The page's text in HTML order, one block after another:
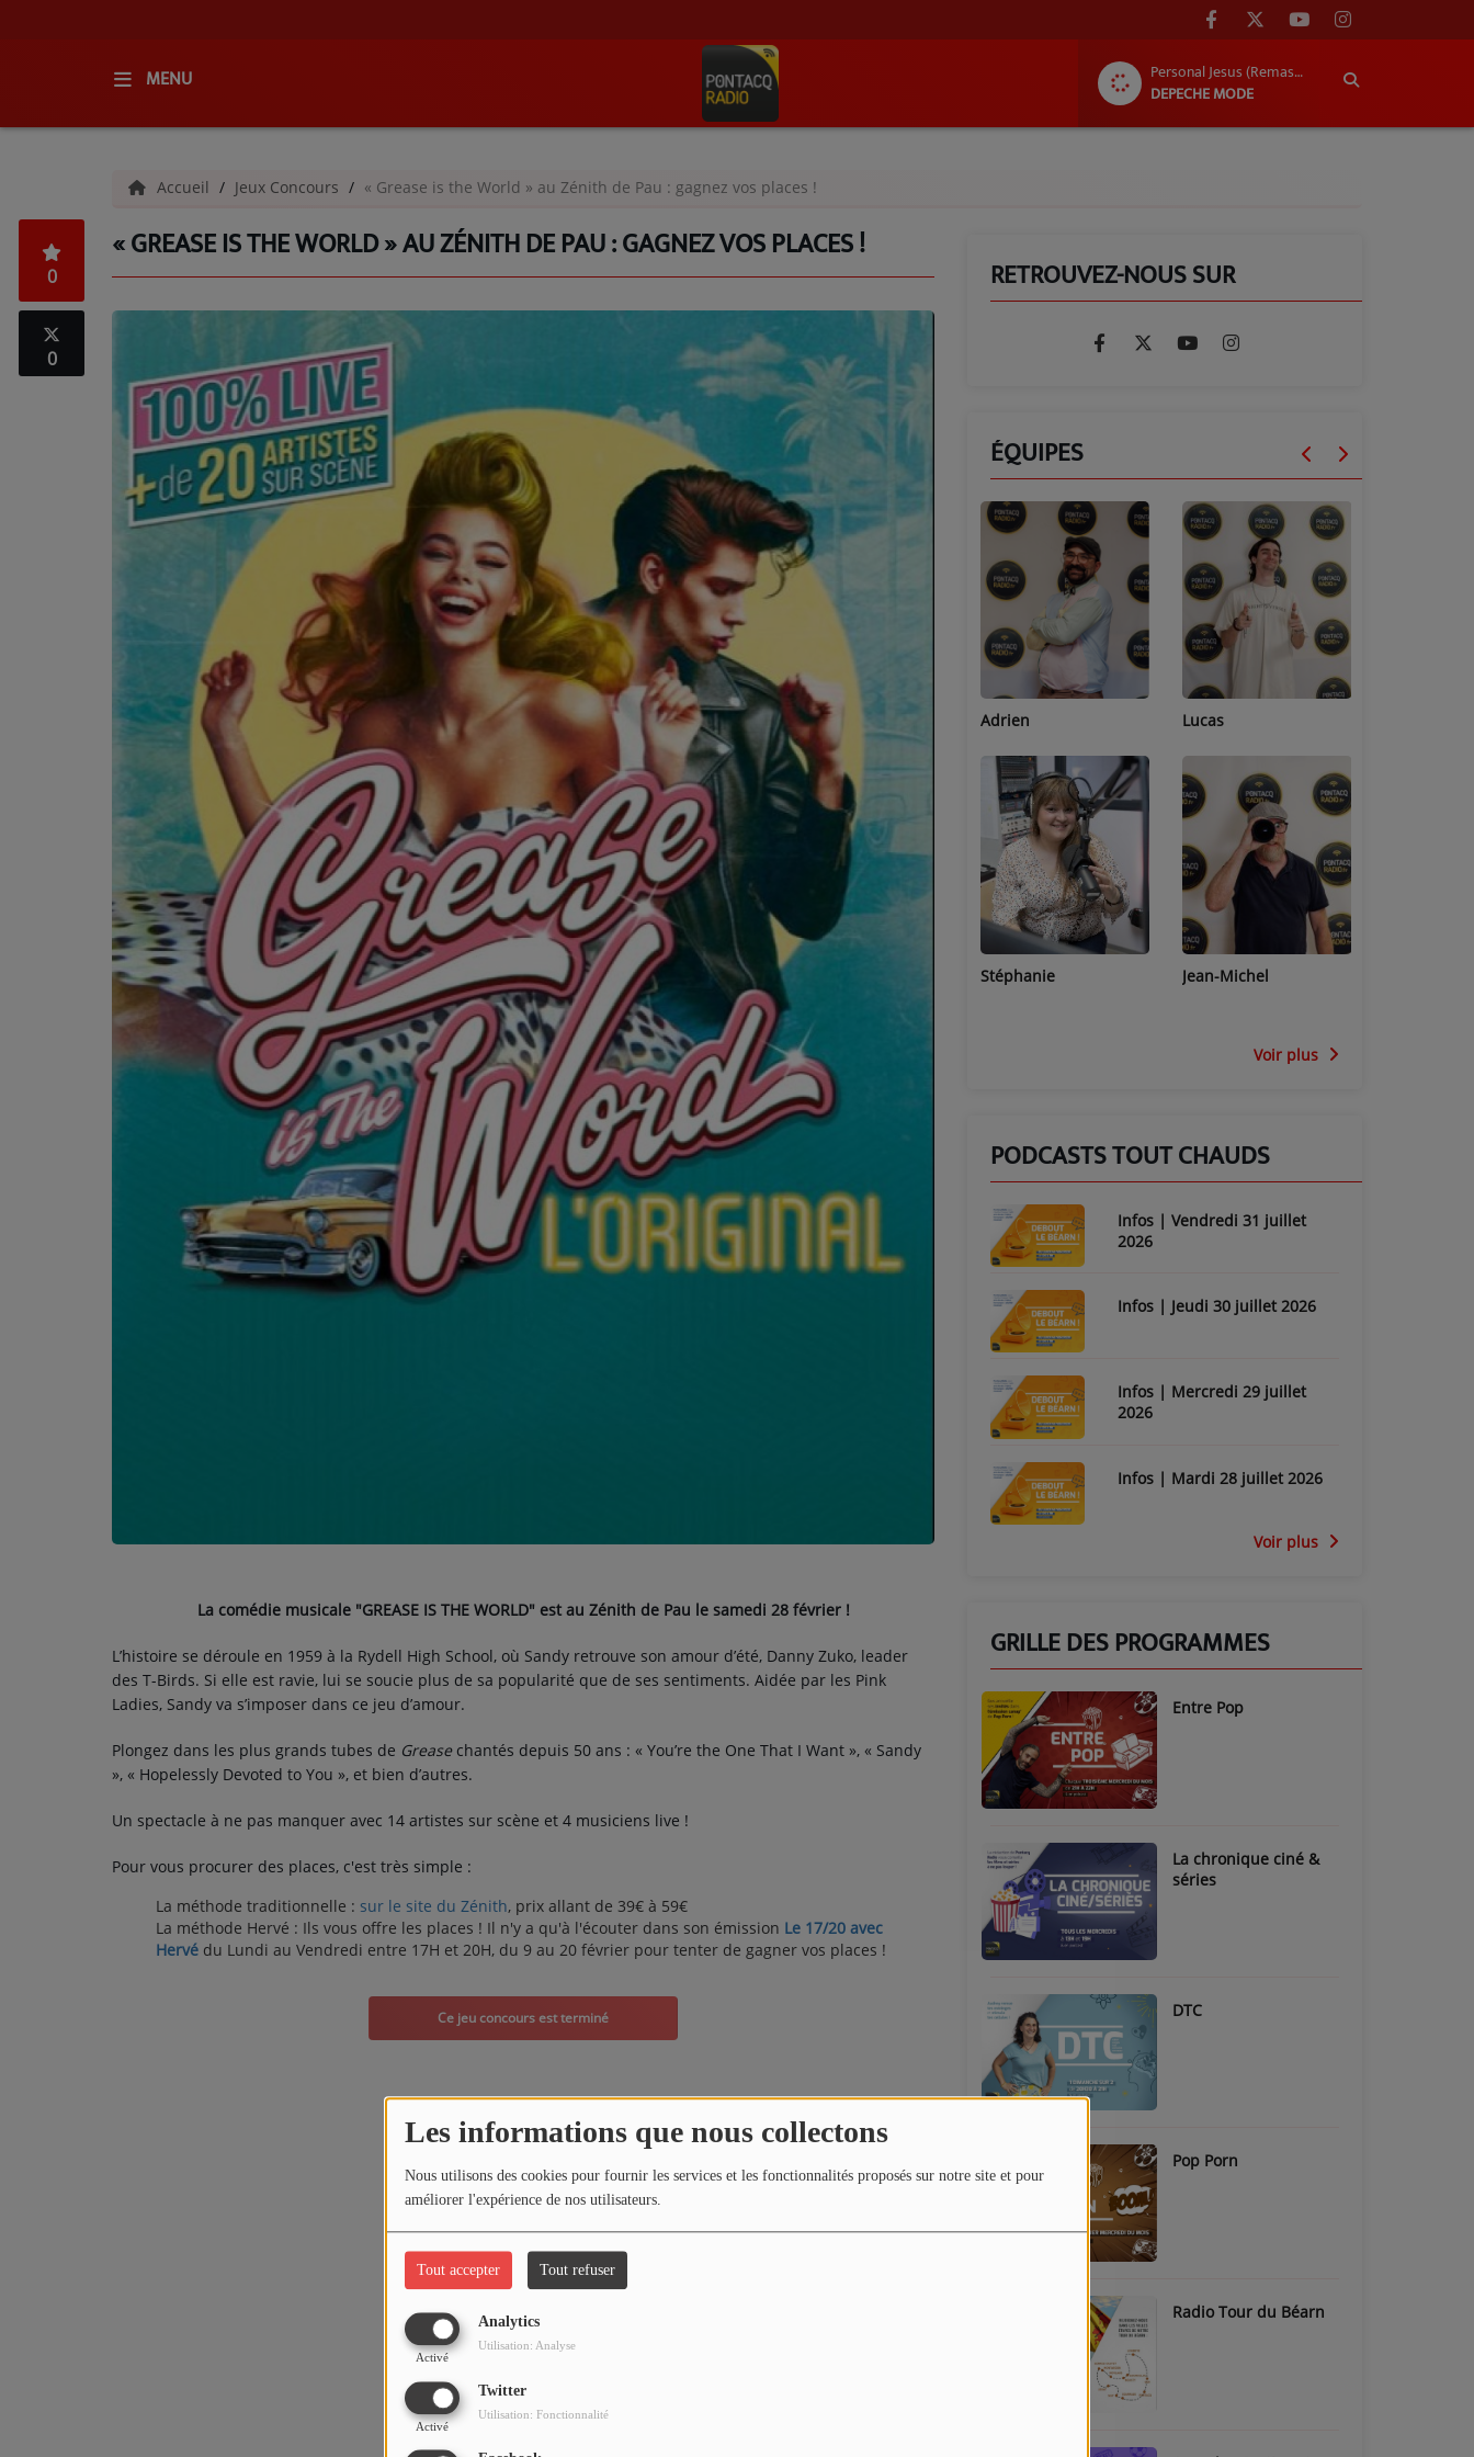
Les informations que nous collectons
Nous utilisons des cookies pour fournir les services et les fonctionnalités proposés sur notre site et pour
améliorer l'expérience de nos utilisateurs.
Tout accepter Tout refuser
Analytics
Activé
Utilisation: Analyse
Twitter
Activé
Utilisation: Fonctionnalité
MENU
Personal Jesus (Remastered)
DEPECHE MODE
QUI SOMMES-NOUS ?
GRILLE DES PROGRAMMES
C'ÉTAIT QUOI CE TITRE ?
PODCASTS - SAISON 2026/2027
NOS PROGRAMMES COURTS
VOS ÉMISSIONS EN IMAGES
ANNONCEURS & ESPACE PRO
VOTRE PUBLICITÉ SUR PONTACQ RADIO
LOCATION DE STUDIOS
ÉDUCATION AUX MÉDIAS ET À
L'INFORMATION
EN QUOI ÇA CONSISTE ?
ÉCOUTEZ LES PRODUCTIONS
CRÉATIONS AUDIOVISUELLES
L'ŒIL DE L'OIE | PRÉSENTATION
Accueil Jeux Concours « Grease is the World » au Zénith de Pau : gagnez vos places !
« GREASE IS THE WORLD » AU ZÉNITH DE PAU : GAGNEZ VOS PLACES !
0
0
La comédie musicale "GREASE IS THE WORLD" est au Zénith de Pau le samedi 28 février !
L’histoire se déroule en 1959 à la Rydell High School, où Sandy retrouve son amour d’été, Danny Zuko, leader
des T-Birds. Si elle est ravie, lui se soucie plus de sa popularité que de ses sentiments. Aidée par les Pink
Ladies, Sandy va s’imposer dans ce jeu d’amour.
Plongez dans les plus grands tubes de Greasechantés depuis 50 ans : « You’re the One That I Want », « Sandy
», « Hopelessly Devoted to You », et bien d’autres.
Un spectacle à ne pas manquer avec 14 artistes sur scène et 4 musiciens live !
Pour vous procurer des places, c'est très simple :
La méthode traditionnelle : sur le site du Zénith, prix allant de 39€ à 59€
La méthode Hervé : Ils vous offre les places ! Il n'y a qu'à l'écouter dans son émission Le 17/20 avec
Hervé du Lundi au Vendredi entre 17H et 20H, du 9 au 20 février pour tenter de gagner vos places !
RETROUVEZ-NOUS SUR
ÉQUIPES
Marion
Émilie
Adrien
Stéphanie
Lucas
Jean-Michel
Voir plus
PODCASTS TOUT CHAUDS
Infos | Vendredi 31 juillet
2026
Infos | Jeudi 30 juillet 2026
Infos | Mercredi 29 juillet
2026
Infos | Mardi 28 juillet 2026
Voir plus
GRILLE DES PROGRAMMES
Entre Pop
La chronique ciné &
séries
DTC
Pop Porn
Radio Tour du Béarn